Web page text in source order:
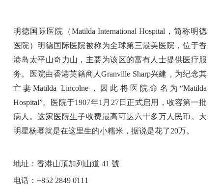
明德国际医院（Matilda International Hospital，简称明德
医院）明德国际医院被称为全球第三最美医院，位于香
港岛太平山奇力山，主要为该区的富有人士提供医疗服
务。医院由香港英籍商人Granville Sharp兴建，为纪念其
亡妻Matilda Lincolne，因此将医院命名为“Matilda
Hospital”。医院于1907年1月27日正式启用，收容第一批
病人。这家医院生子收费最高可达六十多万人民币。大
明星杨幂就是在这里生的小糯米，据说是花了20万。
地址：香港山頂加列山道 41 號
电话：+852 2849 0111